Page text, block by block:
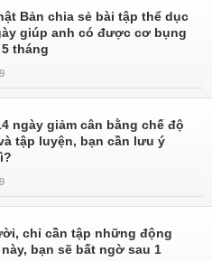
Bản chia sẻ bài tập thể dục
giúp anh có được cơ bụng
tháng
ngày giảm cân bằng chế độ
tập luyện, bạn cần lưu ý
chỉ cần tập những động
bạn sẽ bất ngờ sau 1